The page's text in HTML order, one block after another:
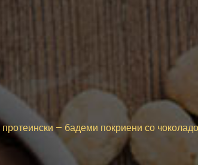
– бадеми покриени со чоколадо